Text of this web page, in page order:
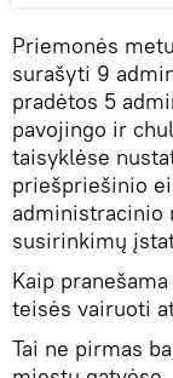
Priemonės
surašyti 9
pradėtos 5
pavojingo ir
taisyklėse
priešpriešinio
administracinio
susirinkimų
Kaip
teisės vairuoti
Tai ne pirmas